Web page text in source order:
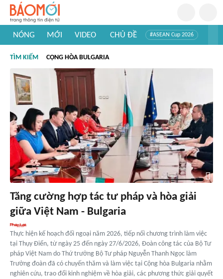
NÓNG MỚI VIDEO CHỦ ĐỀ #ASEAN Cup 2026
#Khám phá thế giới
TÌM KIẾM CỘNG HÒA BULGARIA
Tăng cường hợp tác tư pháp và hòa giải
giữa Việt Nam - Bulgaria
Thực hiện kế hoạch đối ngoại năm 2026, tiếp nối chương trình làm việc
tại Thụy Điển, từ ngày 25 đến ngày 27/6/2026, Đoàn công tác của Bộ Tư
pháp Việt Nam do Thứ trưởng Bộ Tư pháp Nguyễn Thanh Ngọc làm
Trưởng đoàn đã có chuyến thăm và làm việc tại Cộng hòa Bulgaria nhằm
nghiên cứu, trao đổi kinh nghiệm về hòa giải, các phương thức giải quyết